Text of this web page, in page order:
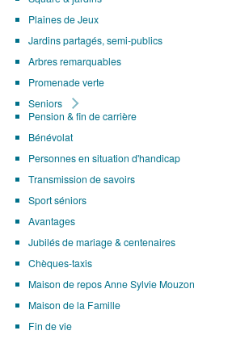
Plaines de Jeux
Jardins partagés, semi-publics
Arbres remarquables
Promenade verte
Seniors
Pension & fin de carrière
Bénévolat
Personnes en situation d'handicap
Transmission de savoirs
Sport séniors
Avantages
Jubilés de mariage & centenaires
Chèques-taxis
Maison de repos Anne Sylvie Mouzon
Maison de la Famille
Fin de vie